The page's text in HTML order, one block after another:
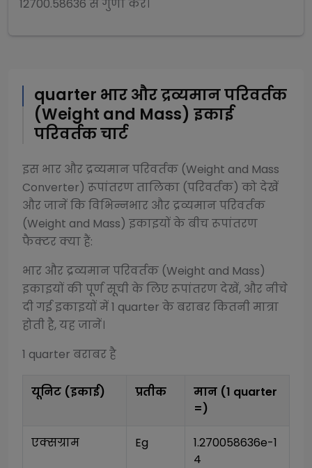
12700.58636 सेगुणाकरें।
quarter भार और द्रव्यमान परिवर्तक
(Weight and Mass) इकाई
परिवर्तक चार्ट
इस भार और द्रव्यमान परिवर्तक (Weight and Mass
Converter) रूपांतरण तालिका (परिवर्तक) को देखें
और जानें कि विभिन्नभार और द्रव्यमान परिवर्तक
(Weight and Mass) इकाइयों के बीच रूपांतरण
फैक्टर क्या हैं:
भार और द्रव्यमान परिवर्तक (Weight and Mass)
इकाइयों की पूर्ण सूची के लिए रूपांतरण देखें, और नीचे
दी गई इकाइयों में 1 quarter के बराबर कितनी मात्रा
होती है, यह जानें।
1 quarter बराबर है
यूनिट (इकाई) प्रतीक मान (1 quarter
=)
एक्सग्राम Eg
1.270058636e-1
4